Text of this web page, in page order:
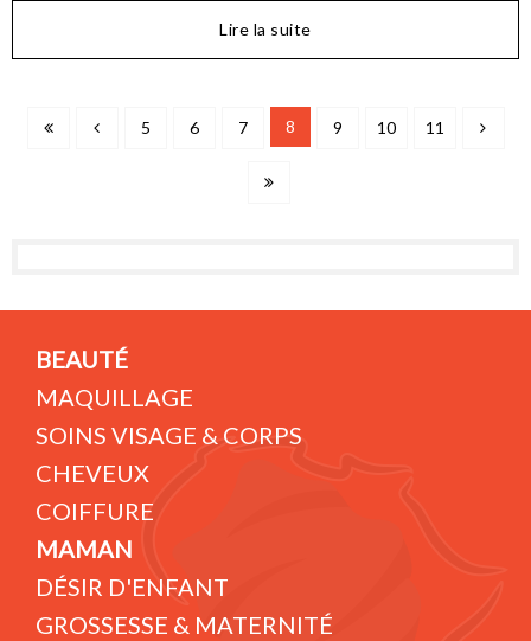
Lire la suite
5 6 7 8 9 10 11
BEAUTÉ
MAQUILLAGE
SOINS VISAGE & CORPS
CHEVEUX
COIFFURE
MAMAN
DÉSIR D'ENFANT
GROSSESSE & MATERNITÉ